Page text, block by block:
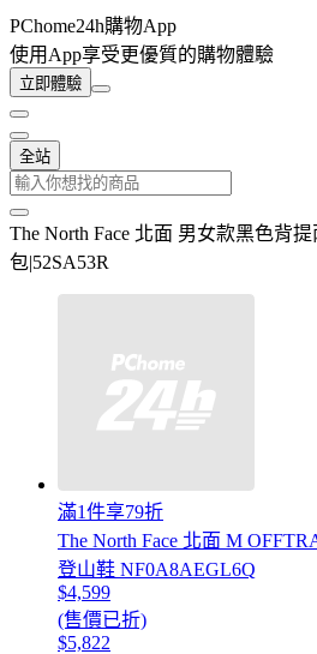
PChome24h購物App
使用App享受更優質的購物體驗
立即體驗
全站
The North Face 北面 男女款黑色背
包|52SA53R
滿1件享79折
The North Face 北面 M
登山鞋 NF0A8AEGL6Q
$4,599
(售價已折)
$5,822